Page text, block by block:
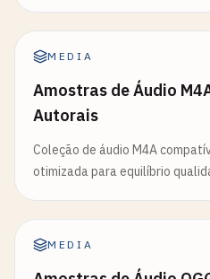
MEDIA
Amostras de Áudio
Autorais
Coleção de áudio M4A
otimizada para equilíbrio
MEDIA